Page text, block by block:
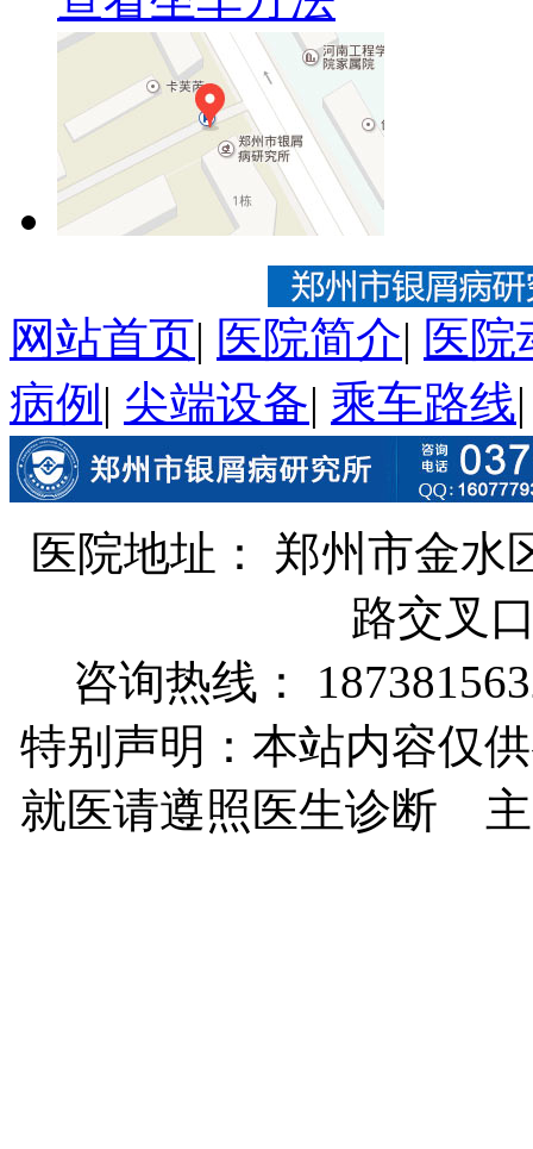
网站首页| 医院简介| 医院
病例 | 尖端设备| 乘车路线
医院地址： 郑州市金水
路交叉
咨询热线：
特别声明：本站内容仅
就医请遵照医生诊断